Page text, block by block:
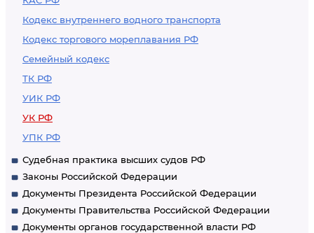
Кодекс внутреннего водного транспорта
Кодекс торгового мореплавания РФ
Семейный кодекс
ТК РФ
УИК РФ
УК РФ
УПК РФ
Судебная практика высших судов РФ
Законы Российской Федерации
Документы Президента Российской Федерации
Документы Правительства Российской Федерации
Документы органов государственной власти РФ